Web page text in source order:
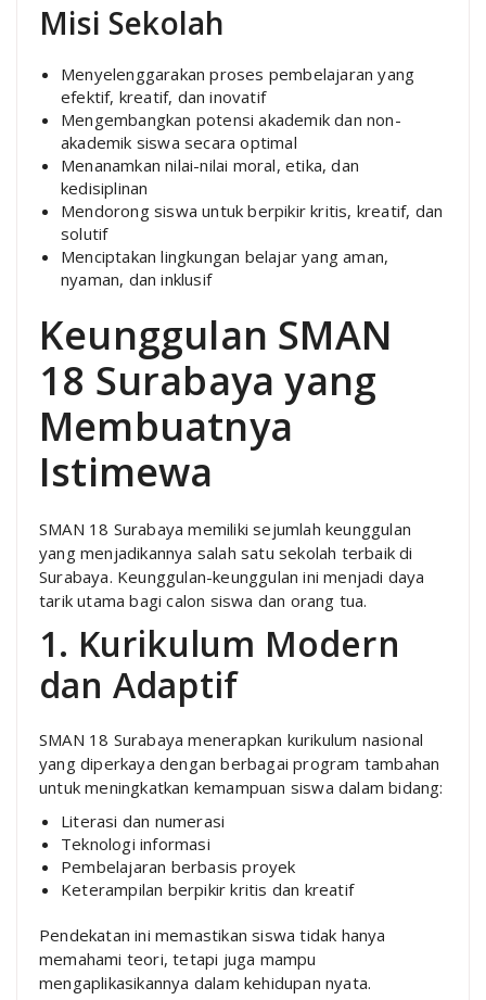
Misi Sekolah
Menyelenggarakan proses pembelajaran yang
efektif, kreatif, dan inovatif
Mengembangkan potensi akademik dan non-
akademik siswa secara optimal
Menanamkan nilai-nilai moral, etika, dan
kedisiplinan
Mendorong siswa untuk berpikir kritis, kreatif, dan
solutif
Menciptakan lingkungan belajar yang aman,
nyaman, dan inklusif
Keunggulan SMAN
18 Surabaya yang
Membuatnya
Istimewa
SMAN 18 Surabaya memiliki sejumlah keunggulan
yang menjadikannya salah satu sekolah terbaik di
Surabaya. Keunggulan-keunggulan ini menjadi daya
tarik utama bagi calon siswa dan orang tua.
1. Kurikulum Modern
dan Adaptif
SMAN 18 Surabaya menerapkan kurikulum nasional
yang diperkaya dengan berbagai program tambahan
untuk meningkatkan kemampuan siswa dalam bidang:
Literasi dan numerasi
Teknologi informasi
Pembelajaran berbasis proyek
Keterampilan berpikir kritis dan kreatif
Pendekatan ini memastikan siswa tidak hanya
memahami teori, tetapi juga mampu
mengaplikasikannya dalam kehidupan nyata.